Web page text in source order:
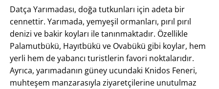
Datça Yarımadası, doğa tutkunları için adeta bir
cennettir. Yarımada, yemyeşil ormanları, pırıl pırıl
denizi ve bakir koyları ile tanınmaktadır. Özellikle
Palamutbükü, Hayıtbükü ve Ovabükü gibi koylar, hem
yerli hem de yabancı turistlerin favori noktalarıdır.
Ayrıca, yarımadanın güney ucundaki Knidos Feneri,
muhteşem manzarasıyla ziyaretçilerine unutulmaz